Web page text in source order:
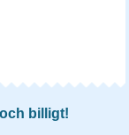
billigt!